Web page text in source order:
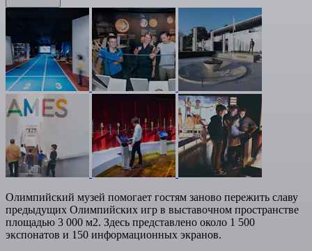
Олимпийский музей помогает гостям заново пережить славу
предыдущих Олимпийских игр в выставочном пространстве
площадью 3 000 м2. Здесь представлено около 1 500
экспонатов и 150 информационных экранов.